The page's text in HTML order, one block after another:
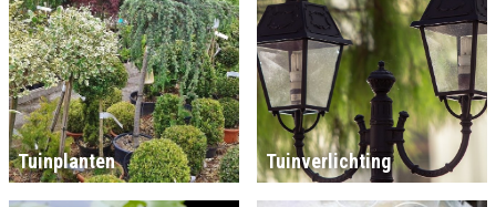
Tuinplanten Tuinverlichting